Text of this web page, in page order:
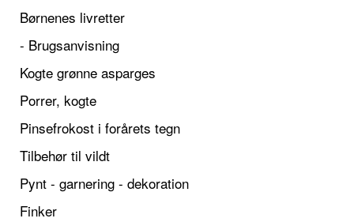
Børnenes livretter
- Brugsanvisning
Kogte grønne asparges
Porrer, kogte
Pinsefrokost i forårets tegn
Tilbehør til vildt
Pynt - garnering - dekoration
Finker